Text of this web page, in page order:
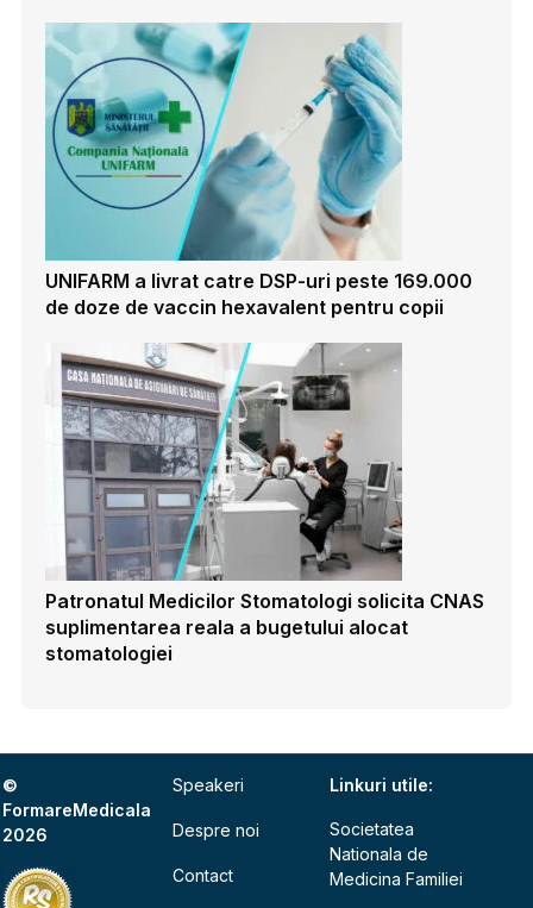
UNIFARM a livrat catre DSP-uri peste 169.000
de doze de vaccin hexavalent pentru copii
Patronatul Medicilor Stomatologi solicita CNAS
suplimentarea reala a bugetului alocat
stomatologiei
©
FormareMedicala
2026
Speakeri
Despre noi
Contact
Linkuri utile:
Societatea
Nationala de
Medicina Familiei